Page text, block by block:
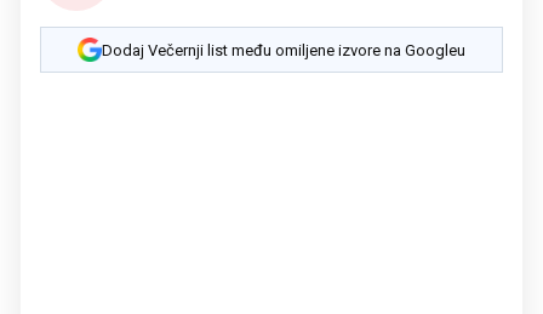
Dodaj Večernji list među omiljene izvore na Googleu